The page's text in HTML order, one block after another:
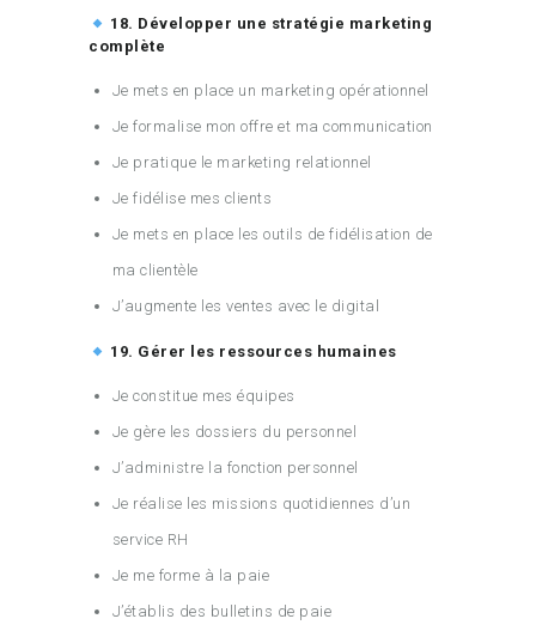
18. Développer une stratégie marketing
complète
Je mets en place un marketing opérationnel
Je formalise mon offre et ma communication
Je pratique le marketing relationnel
Je fidélise mes clients
Je mets en place les outils de fidélisation de
ma clientèle
J’augmente les ventes avec le digital
19. Gérer les ressources humaines
Je constitue mes équipes
Je gère les dossiers du personnel
J’administre la fonction personnel
Je réalise les missions quotidiennes d’un
service RH
Je me forme à la paie
J’établis des bulletins de paie